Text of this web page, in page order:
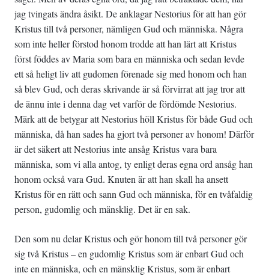
jag tvingats ändra åsikt. De anklagar Nestorius för att han gör
Kristus till två personer, nämligen Gud och människa. Några
som inte heller förstod honom trodde att han lärt att Kristus
först föddes av Maria som bara en människa och sedan levde
ett så heligt liv att gudomen förenade sig med honom och han
så blev Gud, och deras skrivande är så förvirrat att jag tror att
de ännu inte i denna dag vet varför de fördömde Nestorius.
Märk att de betygar att Nestorius höll Kristus för både Gud och
människa, då han sades ha gjort två personer av honom! Därför
är det säkert att Nestorius inte ansåg Kristus vara bara
människa, som vi alla antog, ty enligt deras egna ord ansåg han
honom också vara Gud. Knuten är att han skall ha ansett
Kristus för en rätt och sann Gud och människa, för en tvåfaldig
person, gudomlig och mänsklig. Det är en sak.
Den som nu delar Kristus och gör honom till två personer gör
sig två Kristus – en gudomlig Kristus som är enbart Gud och
inte en människa, och en mänsklig Kristus, som är enbart